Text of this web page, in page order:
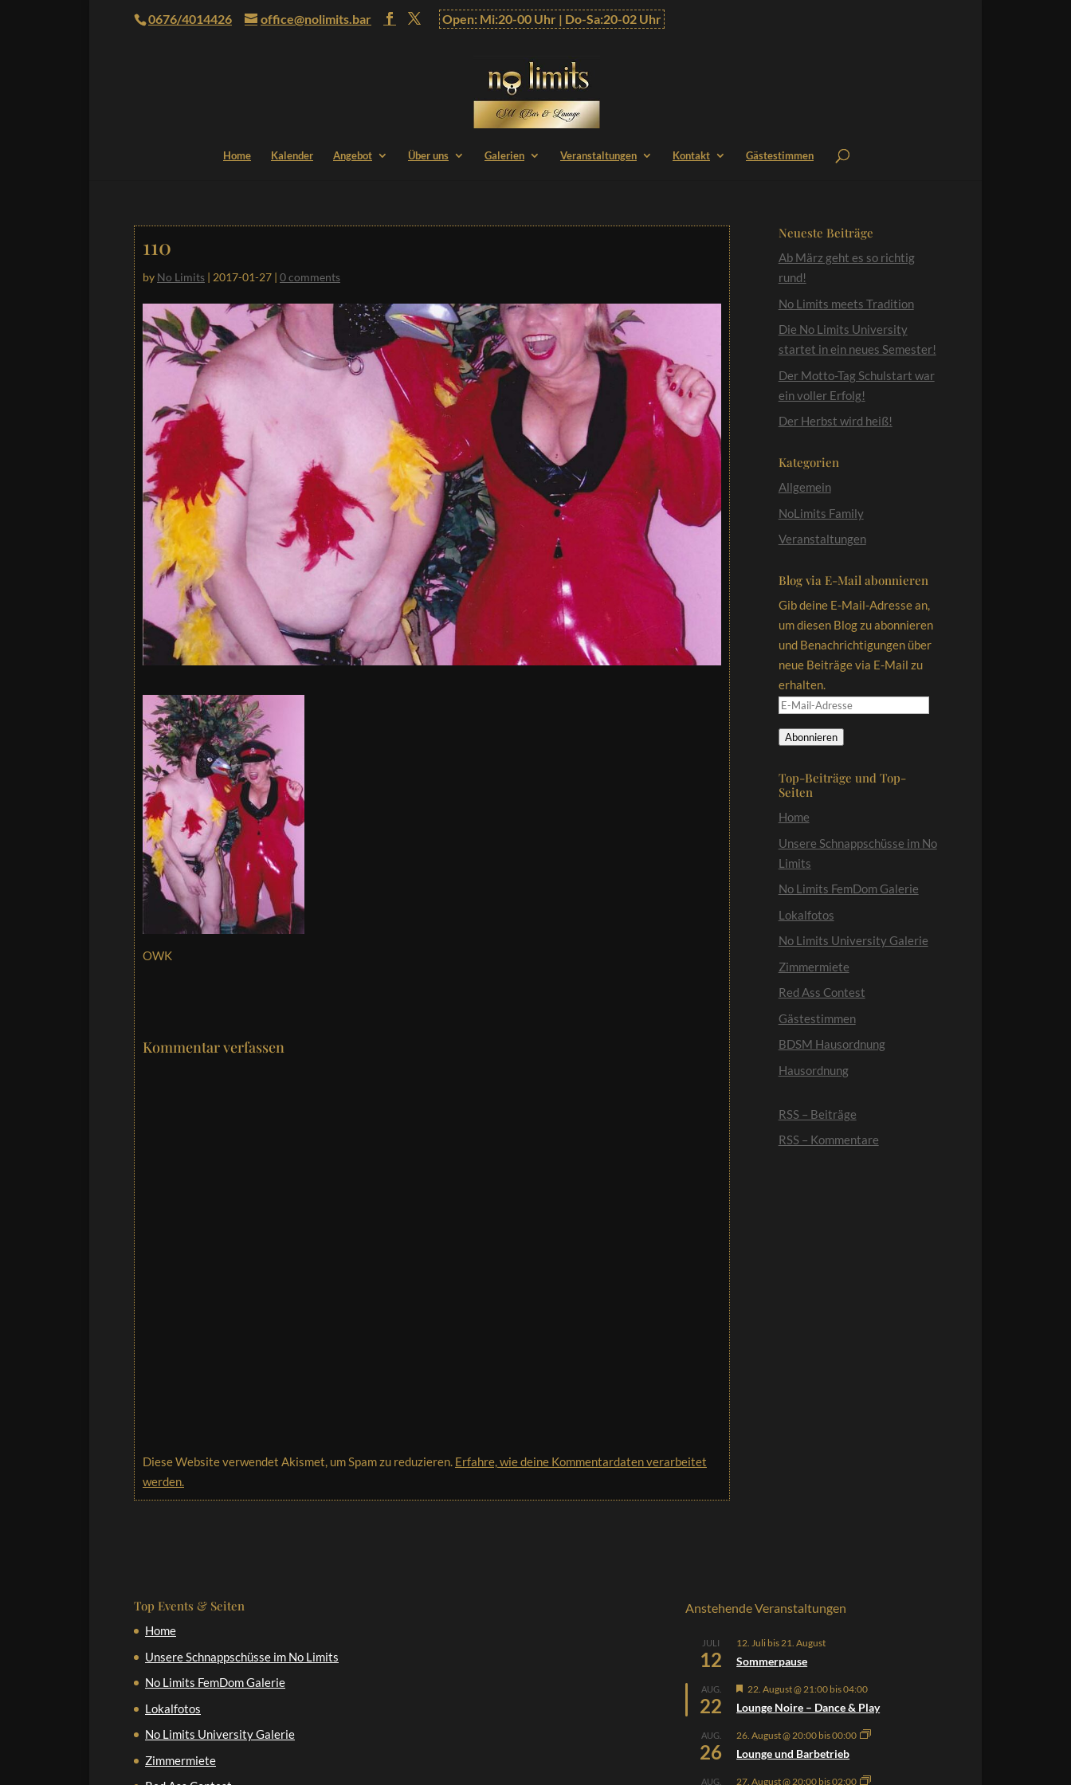
0676/4014426 office@nolimits.bar Open: Mi:20-00 Uhr | Do-Sa:20-02 Uhr
Home Kalender Angebot Über uns Galerien Veranstaltungen Kontakt Gästestimmen
110
by No Limits | 2017-01-27 | 0 comments
OWK
Kommentar verfassen
Diese Website verwendet Akismet, um Spam zu reduzieren. Erfahre, wie deine Kommentardaten verarbeitet
werden.
Neueste Beiträge
Ab März geht es so richtig
rund!
No Limits meets Tradition
Die No Limits University
startet in ein neues Semester!
Der Motto-Tag Schulstart war
ein voller Erfolg!
Der Herbst wird heiß!
Kategorien
Allgemein
NoLimits Family
Veranstaltungen
Blog via E-Mail abonnieren
Gib deine E-Mail-Adresse an,
um diesen Blog zu abonnieren
und Benachrichtigungen über
neue Beiträge via E-Mail zu
erhalten.
E-
Adresse
Abonnieren
Top-Beiträge und Top-
Seiten
Home
Unsere Schnappschüsse im No
Limits
No Limits FemDom Galerie
Lokalfotos
No Limits University Galerie
Zimmermiete
Red Ass Contest
Gästestimmen
BDSM Hausordnung
Hausordnung
RSS – Beiträge
RSS – Kommentare
Top Events & Seiten
Home
Unsere Schnappschüsse im No Limits
No Limits FemDom Galerie
Lokalfotos
No Limits University Galerie
Zimmermiete
Anstehende Veranstaltungen
JULI
12
12. Juli bis21. August
Sommerpause
AUG.
22
Hervorgehoben
22. August @ 21:00 bis04:00
Lounge Noire – Dance & Play
AUG.
26
26. August @ 20:00 bis00:00
Lounge und Barbetrieb
AUG. 27. August @ 20:00 bis02:00